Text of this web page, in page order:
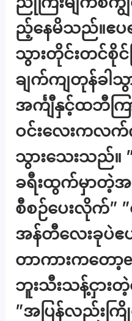
ည့်နေမိသည်။ဧ
သွားတိုင်းတင်စိုင်
ချက်ကျတုန်ခါ
အင်္ကျီနှင့်ထဘီကြာ
ဝင်းလေးကလ
သွားသေးသည်။
ခရီးထွက်မှာတဲ့အ
စီစဉ်ပေးလိုက်”
အန်တီလေးခုပဲဧ
တာကားကတော့
ဘူးသီးသန့်ငှားတဲ့
”အပြန်လည်းကြို